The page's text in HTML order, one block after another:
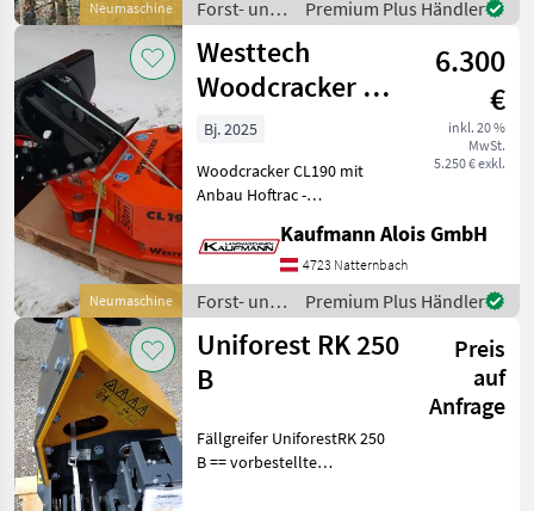
Neumaschine
lagernd ohne
Forst- und
Holztechnik
/ Westtech
Premium Plus Händler
Neumaschine
Westtech
Woodcracker CL
190
6.300
€
inkl. 20 %
MwSt.
5.250 € exkl.
Bj. 2025
Woodcracker CL190 mit
Anbau Hoftrac -
Lagernd ( Weidemann,
Euroaufnahme, ....)
Maschine ist lagernd
Technische Daten:
Schneiddurchmesser
Kaufmann Alois GmbH
4723 Natternbach
Forst- und
Holztechnik
/ Westtech
Premium Plus Händler
Uniforest RK 250
B
Preis
auf
Anfrage
Fällgreifer UniforestRK 250
B == vorbestellte